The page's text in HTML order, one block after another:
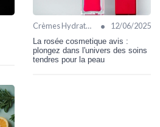
Crèmes Hydratantes • 12/06/2025
La rosée cosmetique avis :
plongez dans l'univers des soins
tendres pour la peau